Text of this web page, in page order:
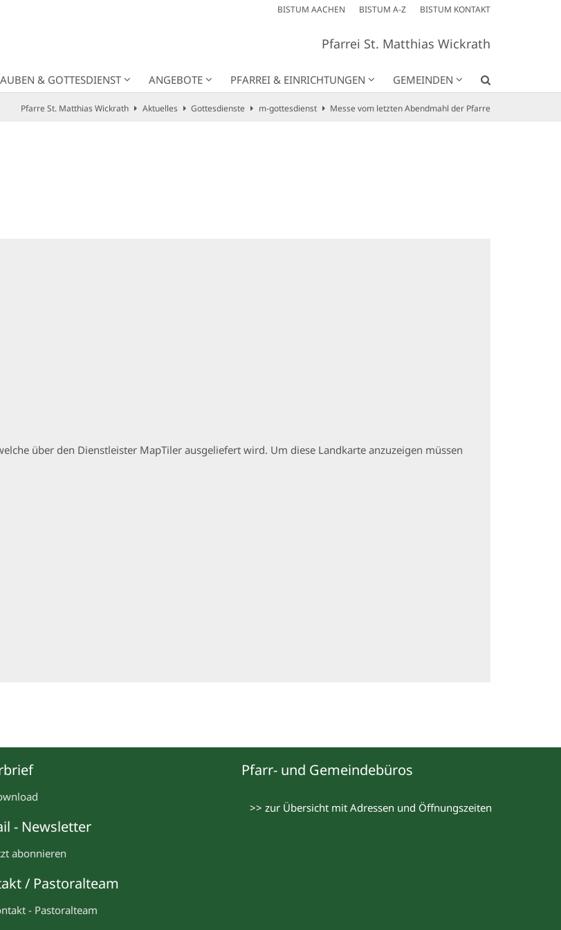
BISTUM AACHEN BISTUM A-Z BISTUM KONTAKT
Pfarrei St. Matthias Wickrath
& GOTTESDIENST ANGEBOTE PFARREI & EINRICHTUNGEN GEMEINDEN
Pfarre St. Matthias Wickrath Aktuelles Gottesdienste m-gottesdienst Messe vom letzten Abendmahl der Pfarre
über den Dienstleister MapTiler ausgeliefert wird. Um diese Landkarte anzuzeigen müssen
- Newsletter
abonnieren
/ Pastoralteam
- Pastoralteam
Pfarr- und Gemeindebüros
>> zur Übersicht mit Adressen und Öffnungszeiten